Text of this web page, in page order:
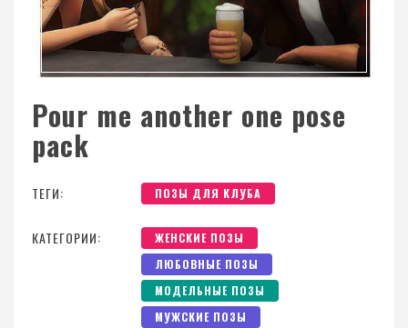
Pour me another one pose
pack
ТЕГИ: ПОЗЫ ДЛЯ КЛУБА
КАТЕГОРИИ:
ЖЕНСКИЕ ПОЗЫ
ЛЮБОВНЫЕ ПОЗЫ
МОДЕЛЬНЫЕ ПОЗЫ
МУЖСКИЕ ПОЗЫ